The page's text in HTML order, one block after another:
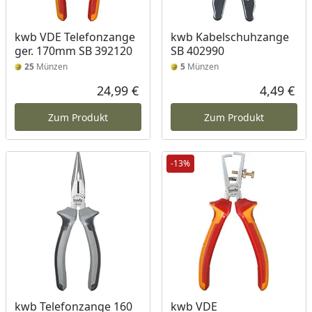
kwb VDE Telefonzange
ger. 170mm SB 392120
25 Münzen
Aktueller Preis
24,99 €
Zum Produkt
kwb Kabelschuhzange
SB 402990
5Münzen
4,49 €
Zum Produkt
kwb Telefonzange 160
-13%
kwb VDE